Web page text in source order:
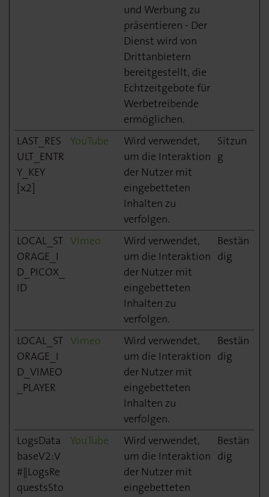
und Werbung zu
präsentieren - Der
Dienst wird von
Drittanbietern
bereitgestellt, die
Echtzeitgebote für
Werbetreibende
ermöglichen.
LAST_RES
ULT_ENTR
Y_KEY
[x2]
YouTube
Wird verwendet,
um die Interaktion
der Nutzer mit
eingebetteten
Inhalten zu
verfolgen.
Sitzun
g
LOCAL_ST
ORAGE_I
D_PICOX_
ID
Vimeo
Wird verwendet,
um die Interaktion
der Nutzer mit
eingebetteten
Inhalten zu
verfolgen.
Bestän
dig
LOCAL_ST
ORAGE_I
D_VIMEO
_PLAYER
Vimeo
Wird verwendet,
um die Interaktion
der Nutzer mit
eingebetteten
Inhalten zu
verfolgen.
Bestän
dig
LogsData
baseV2:V
#||LogsRe
questsSto
YouTube
Wird verwendet,
um die Interaktion
der Nutzer mit
eingebetteten
Bestän
dig